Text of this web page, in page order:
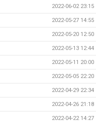
2022-06-02 23:15
2022-05-27 14:55
2022-05-20 12:50
2022-05-13 12:44
2022-05-11 20:00
2022-05-05 22:20
2022-04-29 22:34
2022-04-26 21:18
2022-04-22 14:27